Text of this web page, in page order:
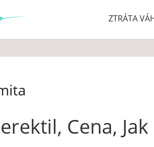
ZTRÁTA
Cena,